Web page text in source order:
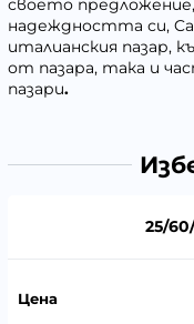
своето
надеждността си,
италианския пазар,
от пазара, така и
пазари.
25/